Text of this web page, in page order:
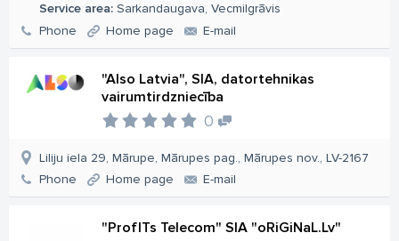
Service area: Sarkandaugava, Vecmilgrāvis
Phone
Home page E-mail
"Also Latvia", SIA, datortehnikas
vairumtirdzniecība
0
Liliju iela 29, Mārupe, Mārupes pag., Mārupes nov., LV-2167
Phone
Home page E-mail
"ProfITs Telecom" SIA "oRiGiNaL.Lv"